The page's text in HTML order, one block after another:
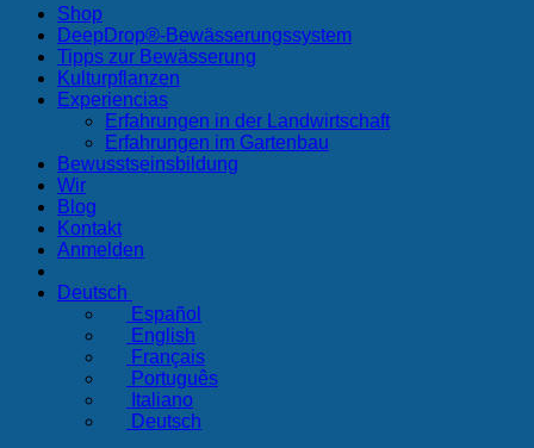
Shop
DeepDrop®-Bewässerungssystem
Tipps zur Bewässerung
Kulturpflanzen
Experiencias
Erfahrungen in der Landwirtschaft
Erfahrungen im Gartenbau
Bewusstseinsbildung
Wir
Blog
Kontakt
Anmelden
Deutsch
Español
English
Français
Português
Italiano
Deutsch